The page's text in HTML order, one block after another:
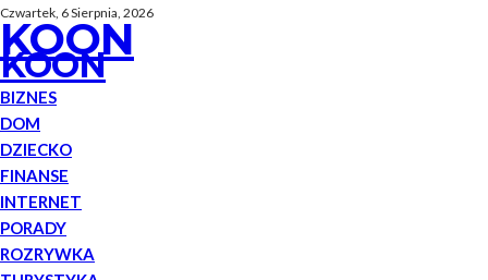
Czwartek, 6 Sierpnia, 2026
KOON
KOON
BIZNES
DOM
DZIECKO
FINANSE
INTERNET
PORADY
ROZRYWKA